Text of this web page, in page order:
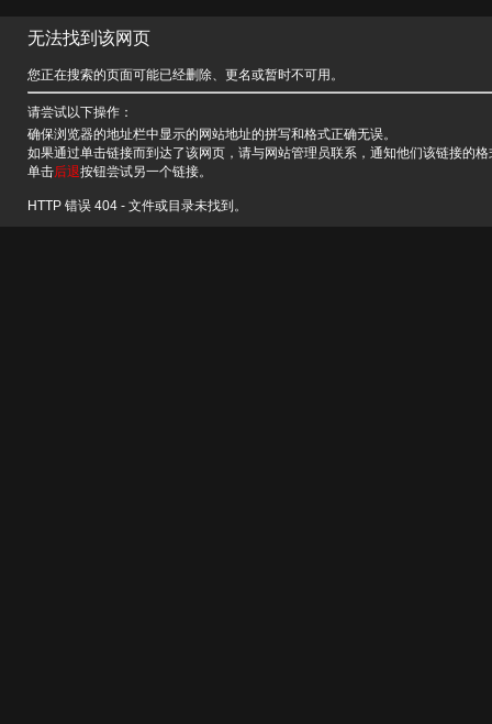
无法找到该网页
您正在搜索的页面可能已经删除、更名或暂时不可用。
请尝试以下操作：
确保浏览器的地址栏中显示的网站地址的拼写和格式正确无误。
如果通过单击链接而到达了该网页，请与网站管理员联系，通知他们该链接的
单击后退按钮尝试另一个链接。
HTTP 错误 404 - 文件或目录未找到。